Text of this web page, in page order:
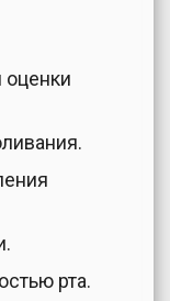
оценки
рта.